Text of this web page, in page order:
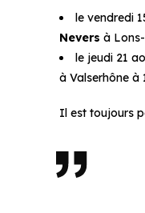
le vendredi
Nevers à
le jeudi 21
à Valserhône à
Il est toujours